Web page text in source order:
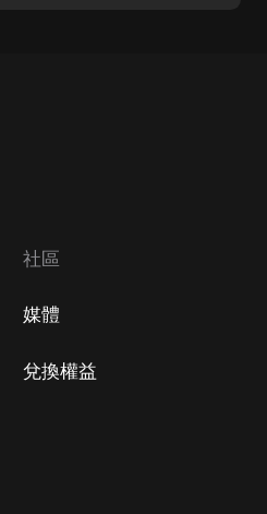
社區
媒體
兌換權益